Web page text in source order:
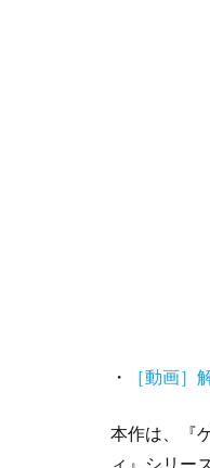
・ ［動画］
本作は、『
ィ』シリー